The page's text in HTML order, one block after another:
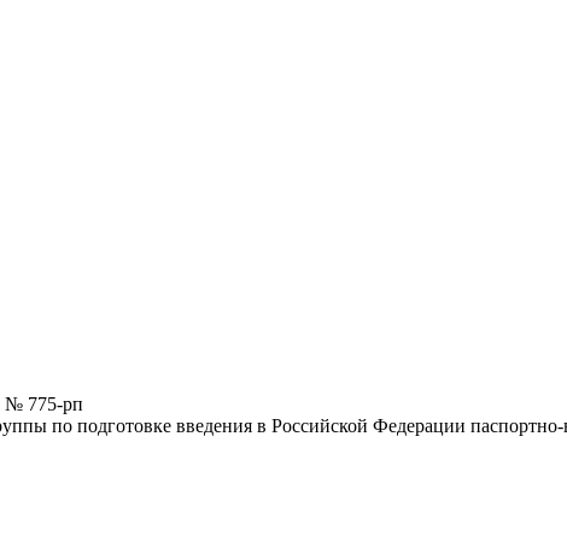
№ 775-рп
по подготовке введения в Российской Федерации